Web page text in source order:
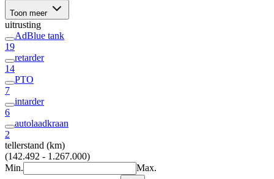
Toon meer
uitrusting
AdBlue tank
19
retarder
14
PTO
7
intarder
6
autolaadkraan
2
tellerstand (km)
(142.492 - 1.267.000)
Min.
Max.